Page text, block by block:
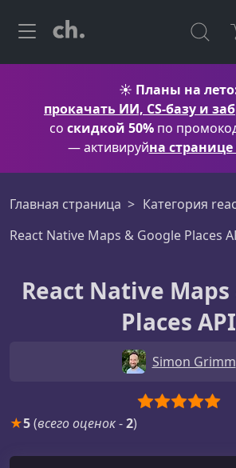
☀️ Планы на
прокачать ИИ, CS-базу и
со скидкой 50% по
— активируйна странице
Главная страница
Категория
React Native Maps & Google Places
React Native Maps
Places API
Simon Grimm
★5(всего оценок-2)